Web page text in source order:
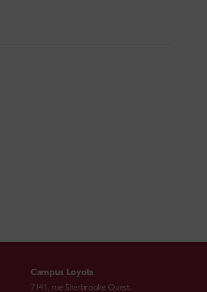
Campus Loyola
7141, rue Sherbrooke Ouest